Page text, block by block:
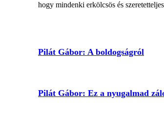
hogy mindenki erkölcsös és
Pilát Gábor: A boldogságról
Pilát Gábor: Ez a nyugalmad